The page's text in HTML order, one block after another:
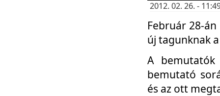
2012. 02. 26. -
Február 28-
új tagunknak
A
bemutató
és az ott